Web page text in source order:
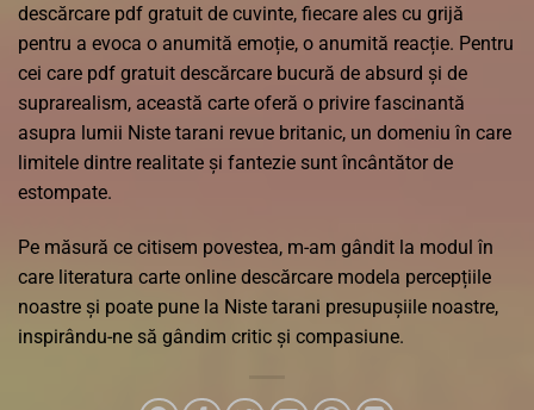
descărcare pdf gratuit de cuvinte, fiecare ales cu grijă
pentru a evoca o anumită emoție, o anumită reacție. Pentru
cei care pdf gratuit descărcare bucură de absurd și de
suprarealism, această carte oferă o privire fascinantă
asupra lumii Niste tarani revue britanic, un domeniu în care
limitele dintre realitate și fantezie sunt încântător de
estompate.
Pe măsură ce citisem povestea, m-am gândit la modul în
care literatura carte online descărcare modela percepțiile
noastre și poate pune la Niste tarani presupușiile noastre,
inspirându-ne să gândim critic și compasiune.